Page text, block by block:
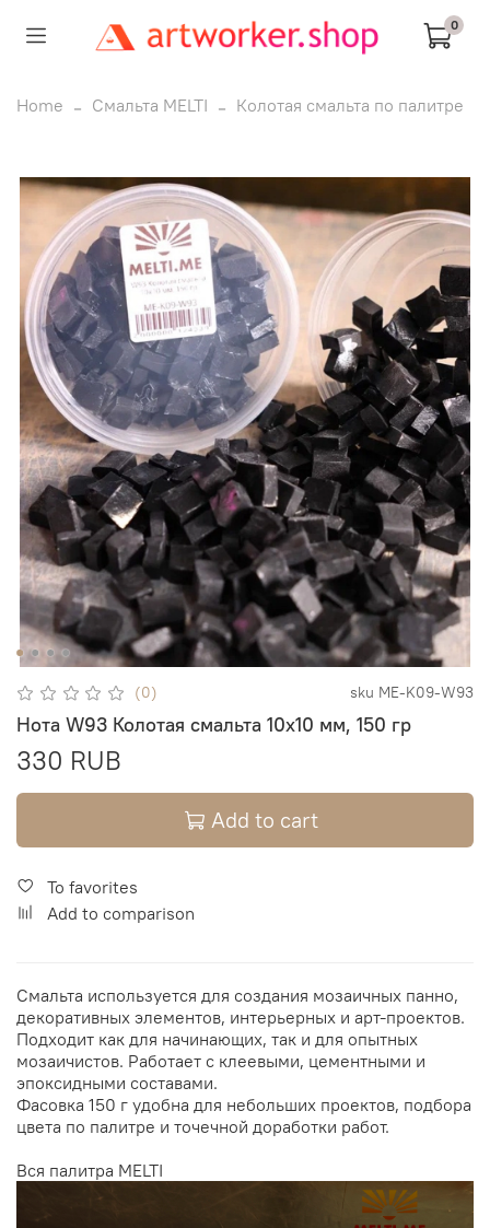
0
Home Смальта MELTI Колотая смальта по палитре
(0) sku ME-K09-W93
Нота W93 Колотая смальта 10х10 мм, 150 гр
330 RUB
Add to cart
To favorites
Add to comparison
Смальта используется для создания мозаичных панно,
декоративных элементов, интерьерных и арт-проектов.
Подходит как для начинающих, так и для опытных
мозаичистов. Работает с клеевыми, цементными и
эпоксидными составами.
Фасовка 150 г удобна для небольших проектов, подбора
цвета по палитре и точечной доработки работ.
Вся палитра MELTI